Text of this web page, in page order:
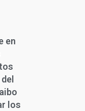
en
los